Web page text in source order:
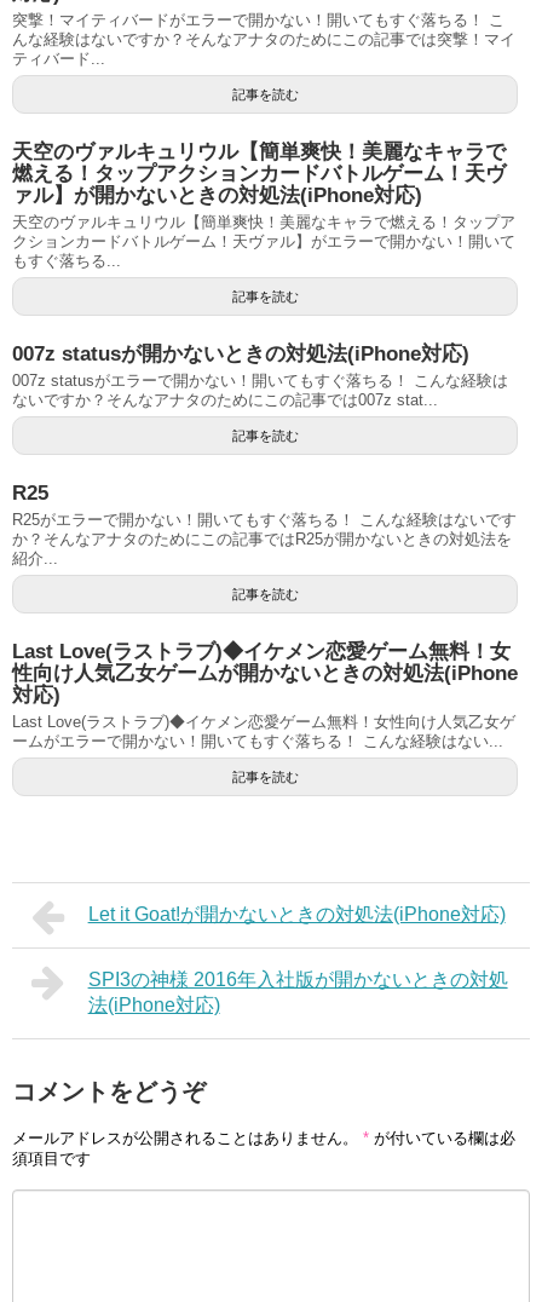
突撃！マイティバードがエラーで開かない！開いてもすぐ落ちる！ こ
んな経験はないですか？そんなアナタのためにこの記事では突撃！マイ
ティバード...
記事を読む
天空のヴァルキュリウル【簡単爽快！美麗なキャラで
燃える！タップアクションカードバトルゲーム！天ヴ
ァル】が開かないときの対処法(iPhone対応)
天空のヴァルキュリウル【簡単爽快！美麗なキャラで燃える！タップア
クションカードバトルゲーム！天ヴァル】がエラーで開かない！開いて
もすぐ落ちる...
記事を読む
007z statusが開かないときの対処法(iPhone対応)
007z statusがエラーで開かない！開いてもすぐ落ちる！ こんな経験は
ないですか？そんなアナタのためにこの記事では007z stat...
記事を読む
R25
R25がエラーで開かない！開いてもすぐ落ちる！ こんな経験はないです
か？そんなアナタのためにこの記事ではR25が開かないときの対処法を
紹介...
記事を読む
Last Love(ラストラブ)◆イケメン恋愛ゲーム無料！女
性向け人気乙女ゲームが開かないときの対処法(iPhone
対応)
Last Love(ラストラブ)◆イケメン恋愛ゲーム無料！女性向け人気乙女ゲ
ームがエラーで開かない！開いてもすぐ落ちる！ こんな経験はない...
記事を読む
Let it Goat!が開かないときの対処法(iPhone対応)
SPI3の神様 2016年入社版が開かないときの対処
法(iPhone対応)
コメントをどうぞ
メールアドレスが公開されることはありません。 * が付いている欄は必
須項目です